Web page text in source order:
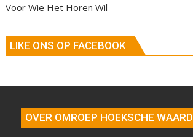
Voor Wie Het Horen Wil
LIKE ONS OP FACEBOOK
OVER OMROEP HOEKSCHE WAARD